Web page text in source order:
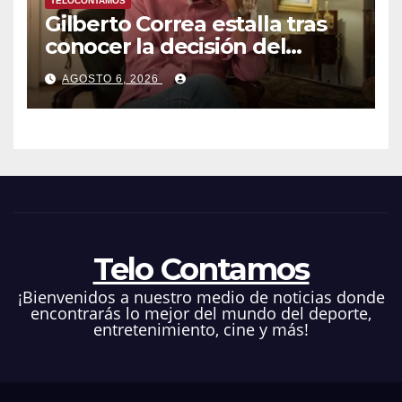
Gilberto Correa estalla tras
conocer la decisión del
tribunal en su caso
AGOSTO 6, 2026
Telo Contamos
¡Bienvenidos a nuestro medio de noticias donde
encontrarás lo mejor del mundo del deporte,
entretenimiento, cine y más!